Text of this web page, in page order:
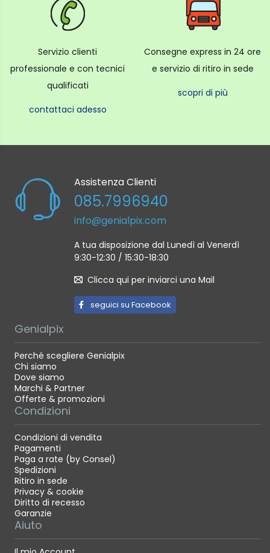
Servizio clienti
professionale e con tecnici
qualificati
contattaci adesso
Consegne express in 24 ore
e servizio di ritiro in sede
scopri di più
Assistenza Clienti
085.7996940
info@genialpix.com
A tua disposizione dal Lunedì al Venerdì
9:30-12:30 / 15:30-18:30
Clicca qui per inviarci una Mail
seguici su Facebook
Genialpix
Perché scegliere Genialpix
Chi siamo
Dove siamo
Marchi & Partner
Offerte & promozioni
Condizioni
Condizioni di vendita
Pagamenti
Paga a rate (by Consel)
Spedizioni
Ritiro in sede
Privacy & cookie
Diritto di recesso
Garanzie
Aiuto